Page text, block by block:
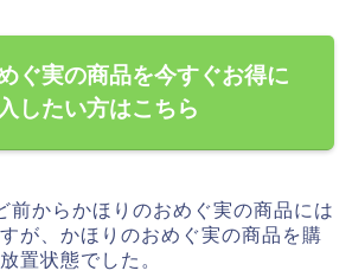
ぐ実の商品を今すぐお得に
したい方はこちら
前からかほりのおめぐ実の商品には
が、かほりのおめぐ実の商品を購
置状態でした。